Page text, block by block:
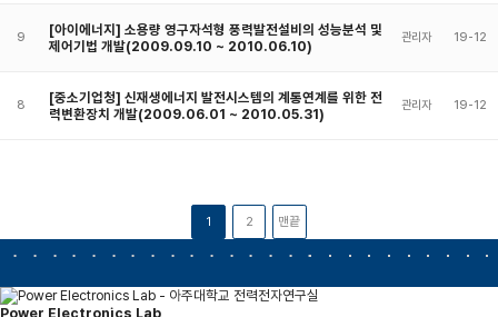
9
[아이에너지] 소용량 영구자석형 풍력발전설비의 성능분석 및
제어기법 개발(2009.09.10 ~ 2010.06.10)
관리자 19-12
8
[중소기업청] 신재생에너지 발전시스템의 계통연계를 위한 전
력변환장치 개발(2009.06.01 ~ 2010.05.31)
관리자 19-12
1 2 맨끝
Power Electronics Lab